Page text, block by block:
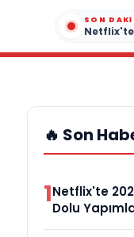
SON
🔥 Son
1Netflix'te
Dolu